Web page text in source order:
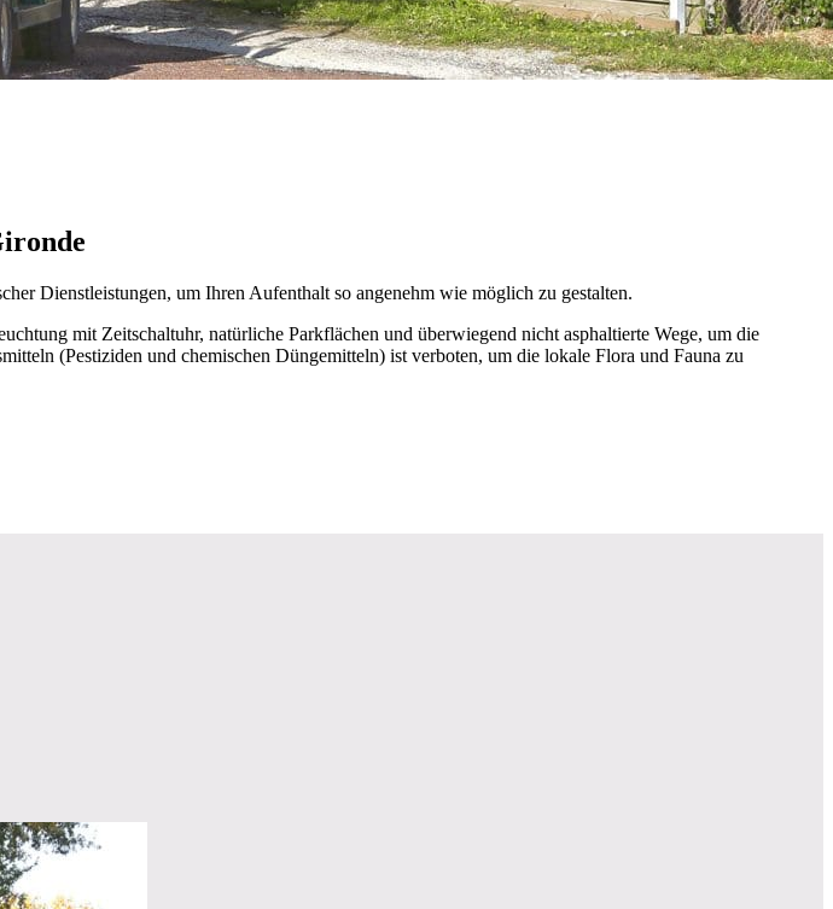
Dienstleistungen, um Ihren Aufenthalt so angenehm wie möglich zu gestalten.
mit Zeitschaltuhr, natürliche Parkflächen und überwiegend nicht asphaltierte Wege, um die
(Pestiziden und chemischen Düngemitteln) ist verboten, um die lokale Flora und Fauna zu